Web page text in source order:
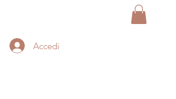
Accedi